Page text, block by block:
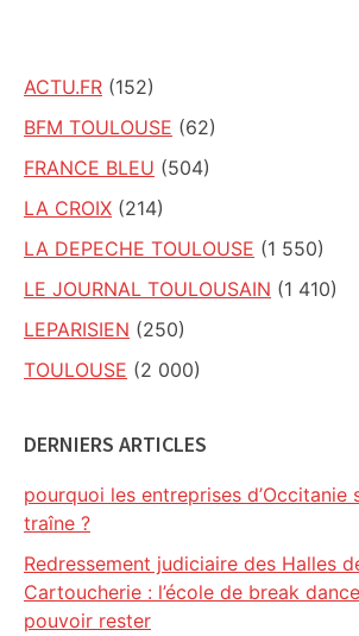
ACTU.FR (152)
BFM TOULOUSE (62)
FRANCE BLEU (504)
LA CROIX (214)
LA DEPECHE TOULOUSE (1 550)
LE JOURNAL TOULOUSAIN (1 410)
LEPARISIEN (250)
TOULOUSE (2 000)
DERNIERS ARTICLES
pourquoi les entreprises d’Occitanie
traîne ?
Redressement judiciaire des Halles
Cartoucherie : l’école de break
pouvoir rester